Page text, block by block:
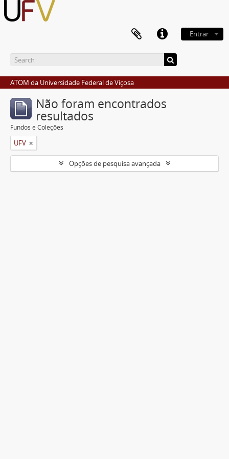
Entrar
ATOM da Universidade Federal de Viçosa
Não foram encontrados
resultados
Fundos e Coleções
UFV
Opções de pesquisa avançada